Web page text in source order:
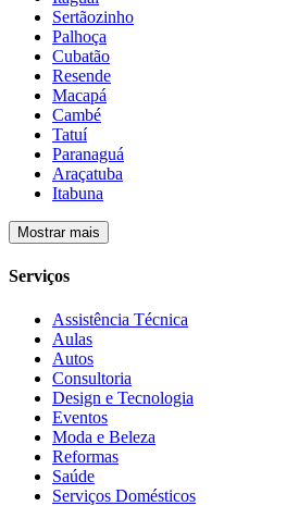
Sertãozinho
Palhoça
Cubatão
Resende
Macapá
Cambé
Tatuí
Paranaguá
Araçatuba
Itabuna
Mostrar mais
Serviços
Assistência Técnica
Aulas
Autos
Consultoria
Design e Tecnologia
Eventos
Moda e Beleza
Reformas
Saúde
Serviços Domésticos